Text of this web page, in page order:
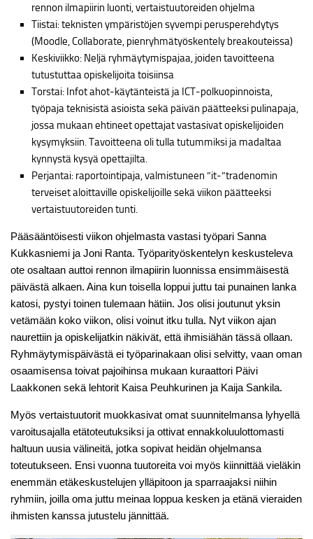
rennon ilmapiirin luonti, vertaistuutoreiden ohjelma
Tiistai: teknisten ympäristöjen syvempi perusperehdytys
(Moodle, Collaborate, pienryhmätyöskentely breakouteissa)
Keskiviikko: Neljä ryhmäytymispajaa, joiden tavoitteena
tutustuttaa opiskelijoita toisiinsa
Torstai: Infot ahot-käytänteistä ja ICT-polkuopinnoista,
työpaja teknisistä asioista sekä päivän päätteeksi pulinapaja,
jossa mukaan ehtineet opettajat vastasivat opiskelijoiden
kysymyksiin. Tavoitteena oli tulla tutummiksi ja madaltaa
kynnystä kysyä opettajilta.
Perjantai: raportointipaja, valmistuneen ”it-”tradenomin
terveiset aloittaville opiskelijoille sekä viikon päätteeksi
vertaistuutoreiden tunti.
Pääsääntöisesti viikon ohjelmasta vastasi työpari Sanna
Kukkasniemi ja Joni Ranta. Työparityöskentelyn keskusteleva
ote osaltaan auttoi rennon ilmapiirin luonnissa ensimmäisestä
päivästä alkaen. Aina kun toisella loppui juttu tai punainen lanka
katosi, pystyi toinen tulemaan hätiin. Jos olisi joutunut yksin
vetämään koko viikon, olisi voinut itku tulla. Nyt viikon ajan
naurettiin ja opiskelijatkin näkivät, että ihmisiähän tässä ollaan.
Ryhmäytymispäivästä ei työparinakaan olisi selvitty, vaan oman
osaamisensa toivat pajoihinsa mukaan kuraattori Päivi
Laakkonen sekä lehtorit Kaisa Peuhkurinen ja Kaija Sankila.
Myös vertaistuutorit muokkasivat omat suunnitelmansa lyhyellä
varoitusajalla etätoteutuksiksi ja ottivat ennakkoluulottomasti
haltuun uusia välineitä, jotka sopivat heidän ohjelmansa
toteutukseen. Ensi vuonna tuutoreita voi myös kiinnittää vieläkin
enemmän etäkeskustelujen ylläpitoon ja sparraajaksi niihin
ryhmiin, joilla oma juttu meinaa loppua kesken ja etänä vieraiden
ihmisten kanssa jutustelu jännittää.